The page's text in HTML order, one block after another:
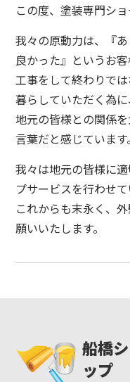
この度、塗装専門シ
我々の原動力は、『
良かった』というお客
工事をして終わりで
暮らしていただく為に
地元の皆様との関係
言葉だと感じています。
我々は地元の皆様に
プサービスを行わせて
これからも末永く、
願いいたします。
船橋
ップ